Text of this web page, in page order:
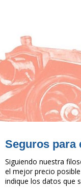
Seguros para
Siguiendo nuestra
el mejor precio
indique los datos que